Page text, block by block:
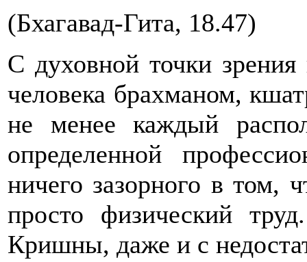
(Бхагавад-Гита, 18.47)
С духовной точки зрения
человека брахманом,
не менее каждый
определенной
ничего зазорного в том,
просто физический
Кришны, даже и с